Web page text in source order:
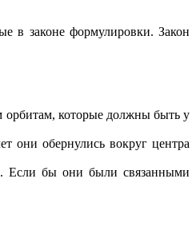
в законе формулировки. Закон
орбитам, которые должны быть у
они обернулись вокруг центра
Если бы они были связанными